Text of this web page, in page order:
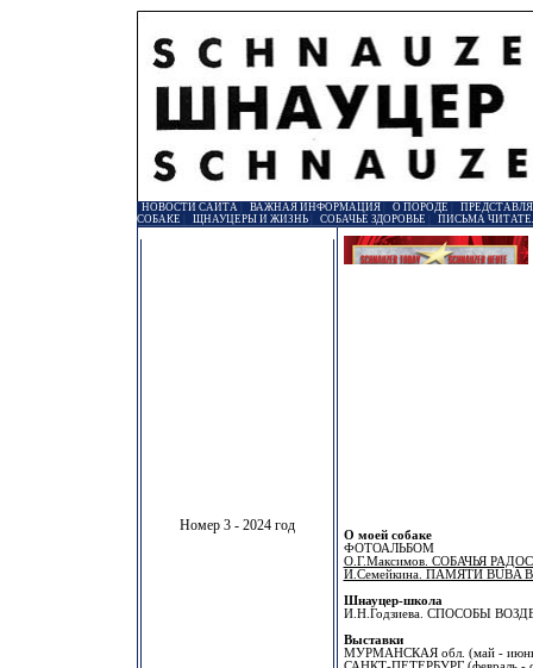
НОВОСТИ САЙТА| ВАЖНАЯ ИНФОРМАЦИЯ| О ПОРОДЕ
СОБАКЕ
ЩНАУЦЕРЫ И ЖИЗНЬ| СОБАЧЬЕ ЗДОРОВЬЕ ПИСЬМА
Номер 3 - 2024 год
О моей собаке
ФОТОАЛЬБОМ
О.Г.Максимов. СОБАЧЬЯ
И.Семейкина. ПАМЯТИ BUBA
Шнауцер-школа
И.Н.Годзиева. СПОСОБЫ
Выставки
МУРМАНСКАЯ обл. (май -